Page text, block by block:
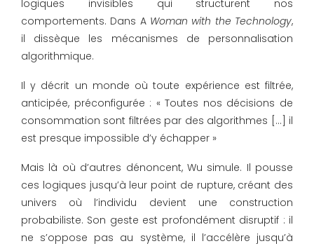
logiques invisibles qui structurent nos
comportements. Dans AWoman with the Technology,
il dissèque les mécanismes de personnalisation
algorithmique.
Il y décrit un monde où toute expérience est filtrée,
anticipée, préconfigurée : « Toutes nos décisions de
consommation sont filtrées par des algorithmes […] il
est presque impossible d’y échapper »
Mais là où d’autres dénoncent, Wu simule. Il pousse
ces logiques jusqu’à leur point de rupture, créant des
univers où l’individu devient une construction
probabiliste. Son geste est profondément disruptif : il
ne s’oppose pas au système, il l’accélère jusqu’à